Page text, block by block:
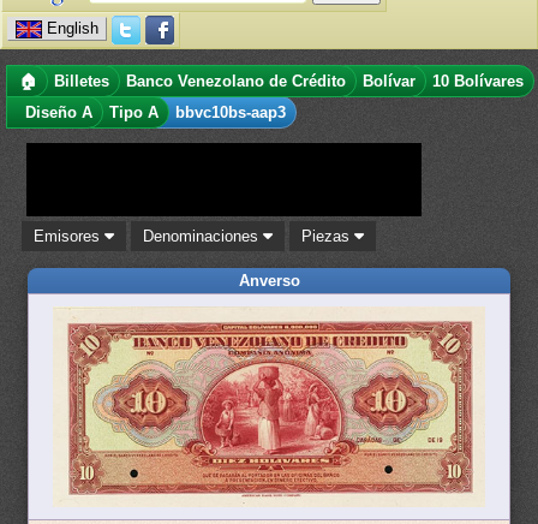
English
🏠 Billetes Banco Venezolano de Crédito Bolívar
10 Bolívares
Diseño A
Tipo A bbvc10bs-aap3
Emisores Denominaciones Piezas
Anverso